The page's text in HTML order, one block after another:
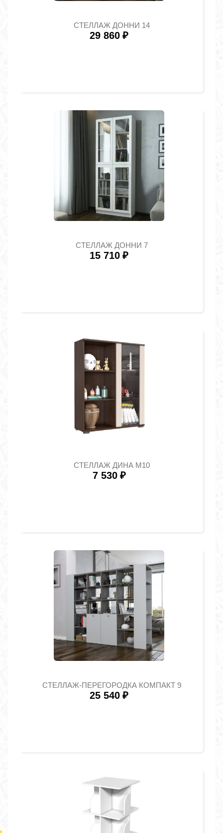
СТЕЛЛАЖ ДОННИ 14
29 860 ₽
СТЕЛЛАЖ ДОННИ 7
15 710 ₽
СТЕЛЛАЖ ДИНА М10
7 530 ₽
СТЕЛЛАЖ-ПЕРЕГОРОДКА КОМПАКТ 9
25 540 ₽